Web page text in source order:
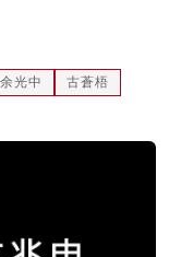
余光中
古蒼梧